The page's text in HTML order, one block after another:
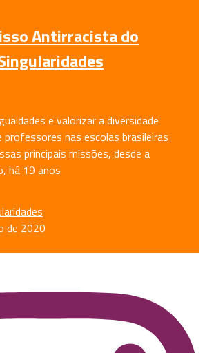
Antirracista do
e valorizar a diversidade
nas escolas brasileiras
principais missões, desde a
há 19 anos
de 2020